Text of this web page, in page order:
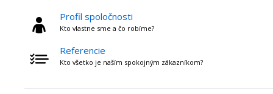
Profil spoločnosti
Kto vlastne sme a čo robíme?
Referencie
Kto všetko je naším spokojným zákazníkom?